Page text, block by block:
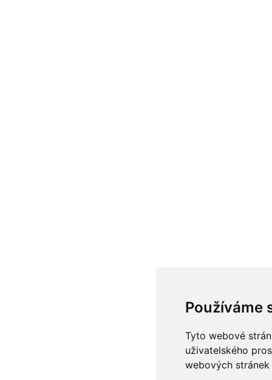
Používáme
Tyto webové
uživatelského
webových